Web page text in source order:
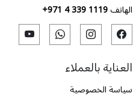
العناية بالعملاء
سياسة الخصوصية
الهاتف+971 4 339 1119